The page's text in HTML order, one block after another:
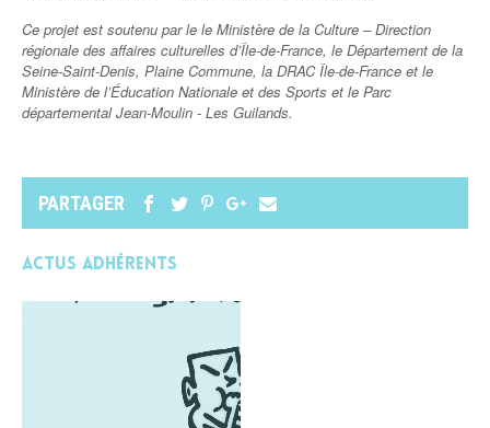
Ce projet est soutenu par le le Ministère de la Culture – Direction
régionale des affaires culturelles d’Île-de-France, le Département de la
Seine-Saint-Denis, Plaine Commune, la DRAC Île-de-France et le
Ministère de l’Éducation Nationale et des Sports et le Parc
départemental Jean-Moulin - Les Guilands.
PARTAGER
Actus adhérents